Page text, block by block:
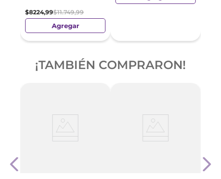
$8224,99$11.749,99
Agregar
¡TAMBIÉN COMPRARON!